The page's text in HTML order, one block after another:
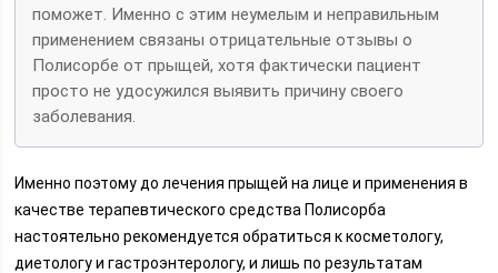
поможет. Именно с этим неумелым и неправильным
применением связаны отрицательные отзывы о
Полисорбе от прыщей, хотя фактически пациент
просто не удосужился выявить причину своего
заболевания.
Именно поэтому до лечения прыщей на лице и применения в
качестве терапевтического средства Полисорба
настоятельно рекомендуется обратиться к косметологу,
диетологу и гастроэнтерологу, и лишь по результатам